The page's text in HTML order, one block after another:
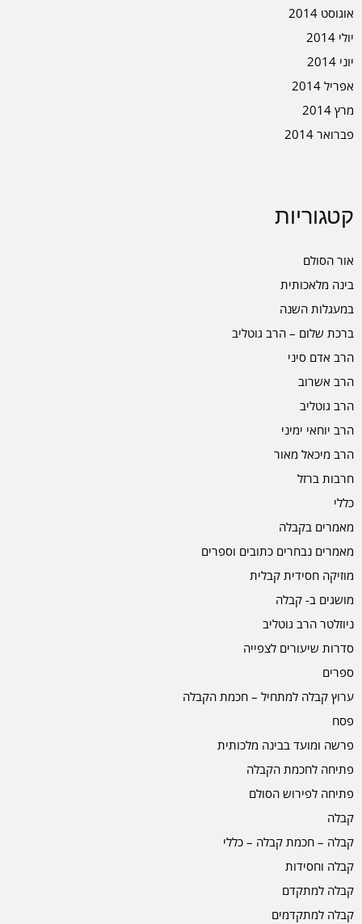
אוגוסט 2014
יולי 2014
יוני 2014
אפריל 2014
מרץ 2014
פברואר 2014
קטגוריות
אור הסולם
בינה מלאכותית
במעגלות השנה
ברכת שלום – הרב גוטליב
הרב אדם סיני
הרב אשרוב
הרב גוטליב
הרב יוחאי ימיני
הרב מיכאל מאור
חרבות ברזל
כללי
מאמרים בקבלה
מאמרים נבחרים כתובים וספרים
מוזיקה חסידית קבלית
מושגים ב- קבלה
ניוזלטר הרב גוטליב
סדרות שיעורים לצפייה
ספרים
ערוץ קבלה למתחיל – חכמת הקבלה
פסח
פרשה ומועד בבינה מלכותית
פתיחה לחכמת הקבלה
פתיחה לפירוש הסולם
קבלה
קבלה – חכמת קבלה – כללי
קבלה וחסידות
קבלה למתקדם
קבלה למתקדמים